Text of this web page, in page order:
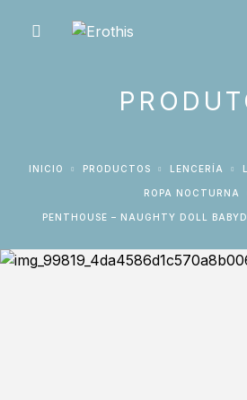
INICIO PRODUCTOS LENCERÍA
ROPA NOCTURNA
PENTHOUSE – NAUGHTY DOLL